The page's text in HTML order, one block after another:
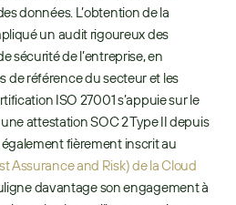
données. L’obtention de la
un audit rigoureux des
sécurité de l’entreprise, en
de référence du secteur et les
ISO 27001 s’appuie sur le
attestation SOC 2 Type II depuis
Assurance and Risk) de la Cloud
davantage son engagement à